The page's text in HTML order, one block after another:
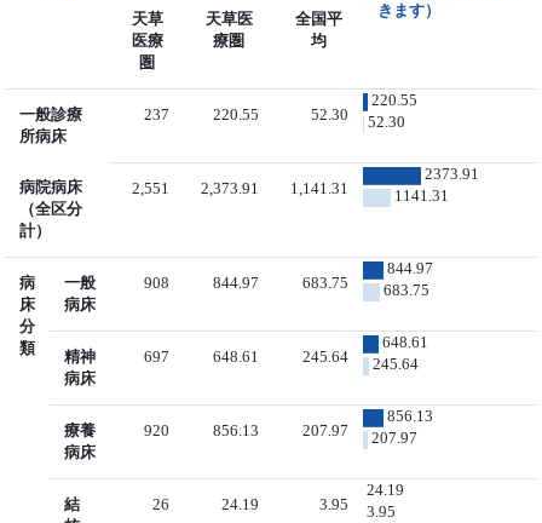
きます）
天草
医療
圏
天草医
療圏
全国平
均
一般診療
所病床
237 220.55 52.30
220.55
52.30
病院病床
（全区分
計）
2,551 2,373.91 1,141.31
2373.91
1141.31
病
床
分
類
一般
病床
908 844.97 683.75
844.97
683.75
精神
病床
697 648.61 245.64
648.61
245.64
療養
病床
920 856.13 207.97
856.13
207.97
結
26 24.19 3.95
24.19
3.95